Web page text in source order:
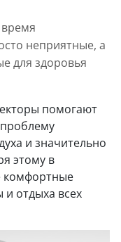
неприятные, а
для здоровья
помогают
и значительно
этому в
комфортные
отдыха всех